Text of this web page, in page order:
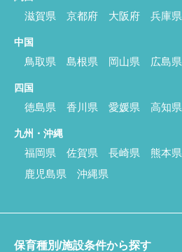
滋賀県 京都府 大阪府 兵庫県
中国
鳥取県 島根県 岡山県 広島県
四国
徳島県 香川県 愛媛県 高知県
九州・沖縄
福岡県 佐賀県 長崎県 熊本県
鹿児島県
沖縄県
保育種別/施設条件から探す